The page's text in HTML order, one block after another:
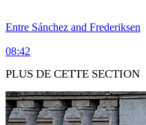
Entre Sánchez and Frederiksen
08:42
PLUS DE CETTE SECTION